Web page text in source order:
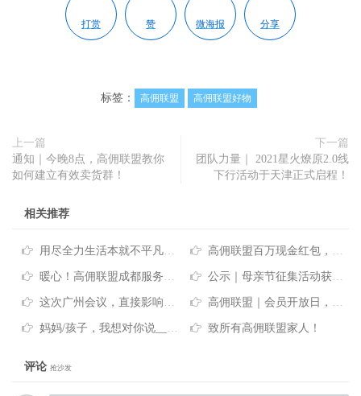
打赏 赞 微海报 分享
标签： 高佣联盟 高佣联盟好物
上一篇
通知｜今晚8点，高佣联盟教你
如何建立有效卖货群！
下一篇
团队力量｜ 2021星火燎原2.0线
下行活动于天津正式启程！
相关推荐
用尽全力生活本就不平凡—高佣联盟 高佣联盟百万现金红包，端午节特定大礼，你确定不看看？
暖心！高佣联盟成都服务中心为贫困老人送去关怀和温暖 公示｜母亲节征集活动获奖名单
这次广州会议，直接影响你下半年的整体收入！ 高佣联盟｜会员开放日，大咖都说了些什么？
妈妈/孩子，我想对你说_____ 致所有高佣联盟家人！
评论 抢沙发